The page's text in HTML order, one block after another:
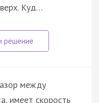
Куд…
между
имеет скорость